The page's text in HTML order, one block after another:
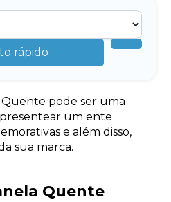
rápido
pode ser uma
um ente
e além disso,
sua marca.
Quente